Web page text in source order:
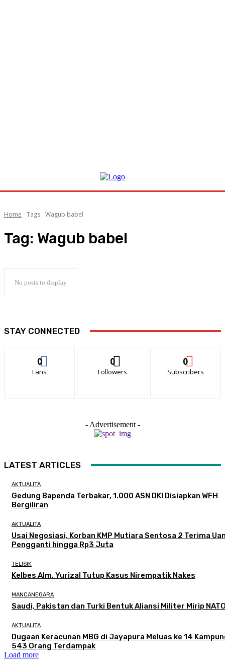
Home Tags Wagub babel
Tag: Wagub babel
No posts to display
STAY CONNECTED
0
Fans
0
Followers
0
Subscribers
- Advertisement -
LATEST ARTICLES
AKTUALITA
Gedung Bapenda Terbakar, 1.000 ASN DKI Disiapkan WFH
Bergiliran
AKTUALITA
Usai Negosiasi, Korban KMP Mutiara Sentosa 2 Terima
Pengganti hingga Rp3 Juta
TELISIK
Kelbes Alm. Yurizal Tutup Kasus Nirempatik Nakes
MANCANEGARA
Saudi, Pakistan dan Turki Bentuk Aliansi Militer Mirip
AKTUALITA
Dugaan Keracunan MBG di Jayapura Meluas ke 14
543 Orang Terdampak
Load more